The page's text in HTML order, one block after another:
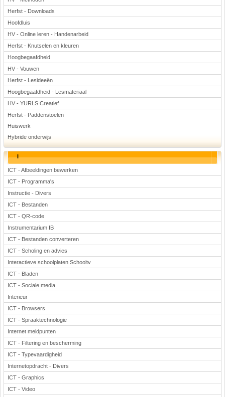
Herfst - Downloads
Hoofdluis
HV - Online leren - Handenarbeid
Herfst - Knutselen en kleuren
Hoogbegaafdheid
HV - Vouwen
Herfst - Lesideeën
Hoogbegaafdheid - Lesmateriaal
HV - YURLS Creatief
Herfst - Paddenstoelen
Huiswerk
Hybride onderwijs
I
ICT - Afbeeldingen bewerken
ICT - Programma's
Instructie - Divers
ICT - Bestanden
ICT - QR-code
Instrumentarium IB
ICT - Bestanden converteren
ICT - Scholing en advies
Interactieve schoolplaten Schooltv
ICT - Bladen
ICT - Sociale media
Interieur
ICT - Browsers
ICT - Spraaktechnologie
Internet meldpunten
ICT - Filtering en bescherming
ICT - Typevaardigheid
Internetopdracht - Divers
ICT - Graphics
ICT - Video